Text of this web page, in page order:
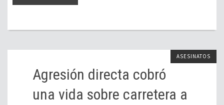
ASESINATOS
Agresión directa cobró
una vida sobre carretera a